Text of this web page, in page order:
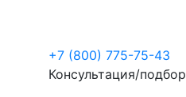
+7 (800) 775-75-43
Консультация/подбор